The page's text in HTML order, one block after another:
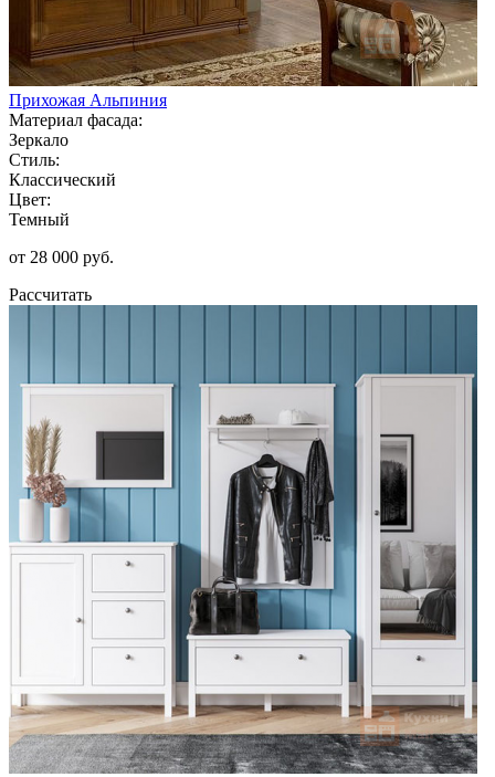
Прихожая Альпиния
Материал фасада:
Зеркало
Стиль:
Классический
Цвет:
Темный
от 28 000 руб.
Рассчитать